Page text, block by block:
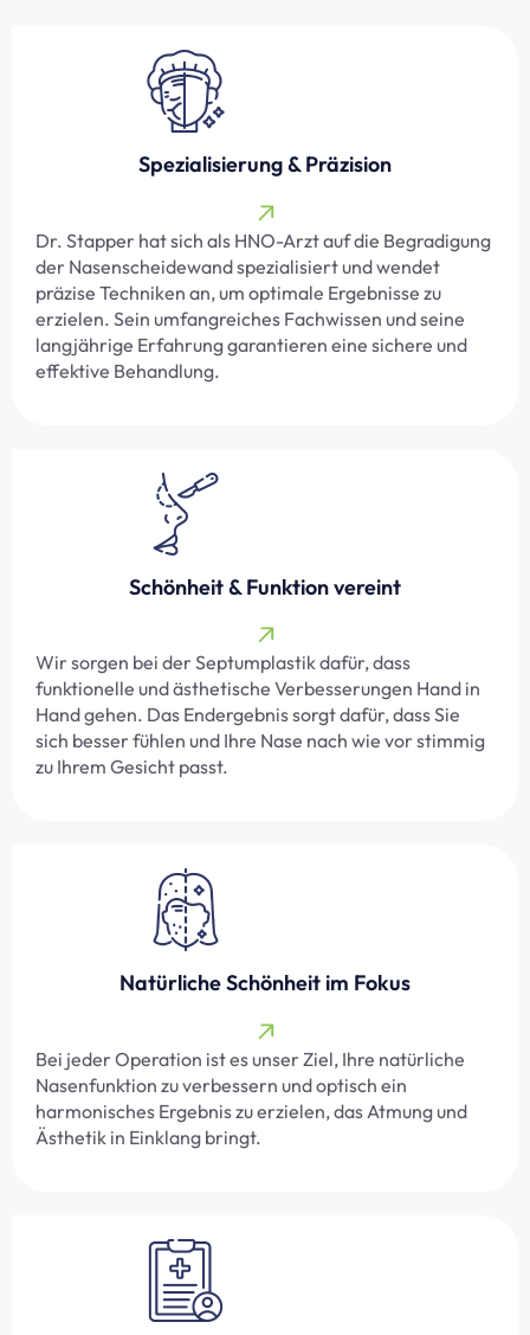
Spezialisierung & Präzision
Dr. Stapper hat sich als HNO-Arzt auf die Begradigung
der Nasenscheidewand spezialisiert und wendet
präzise Techniken an, um optimale Ergebnisse zu
erzielen. Sein umfangreiches Fachwissen und seine
langjährige Erfahrung garantieren eine sichere und
effektive Behandlung.
Schönheit & Funktion vereint
Wir sorgen bei der Septumplastik dafür, dass
funktionelle und ästhetische Verbesserungen Hand in
Hand gehen. Das Endergebnis sorgt dafür, dass Sie
sich besser fühlen und Ihre Nase nach wie vor stimmig
zu Ihrem Gesicht passt.
Natürliche Schönheit im Fokus
Bei jeder Operation ist es unser Ziel, Ihre natürliche
Nasenfunktion zu verbessern und optisch ein
harmonisches Ergebnis zu erzielen, das Atmung und
Ästhetik in Einklang bringt.